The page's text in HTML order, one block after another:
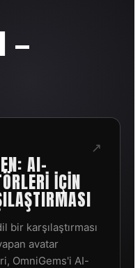
—
↗
AI-
IÇIN
bir karşılaştırması
avatar
OmniGems'i AI-